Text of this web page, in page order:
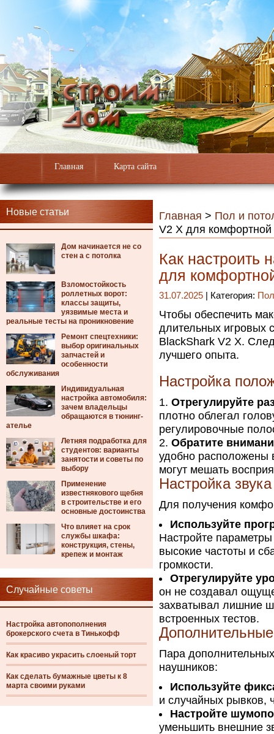
Главная Карта сайта
Новые статьи
Дом начинается не со
стен а с потолка
Взломостойкость
роллетных ворот:
классы защиты,
уязвимые места и
реальные тесты на проникновение
Ремонт спецтехники:
выбор оригинальных
запчастей и
особенности
обслуживания
Индивидуальная
настройка автомобиля:
зачем владельцы
обращаются в тюнинг-
ателье
Летняя подработка для
студентов: варианты
занятости и советы по
выбору
Применение
известнякового щебня
в строительстве и его
основные достоинства
Что влияет на срок
службы шкафа:
конструкция, стены,
крепеж и монтаж
Случайные советы
Настройка автопополнения
брокерского счета в Тинькофф
Как красиво украсить слоеный торт
Как сделать бумажные цветы к 8
марта своими руками
Главная > Пол и
V2 X для комфортной
Как настроить
для
31.07.2025 | Категория:
Чтобы обеспечить
длительных игровых
BlackShark V2 X.
лучшего опыта.
Настройка
Отрегулируйте
плотно облегал
регулировочные
Обратите
удобно расположены
могут мешать
Настройка
Для получения
Используйте
Настройте
высокие частоты и
громкости.
Отрегулируйте
он не создавал
захватывал лишние
встроенных тестов.
Пара
наушников:
Используйте
и случайных рывков,
Настройте
уменьшить внешние